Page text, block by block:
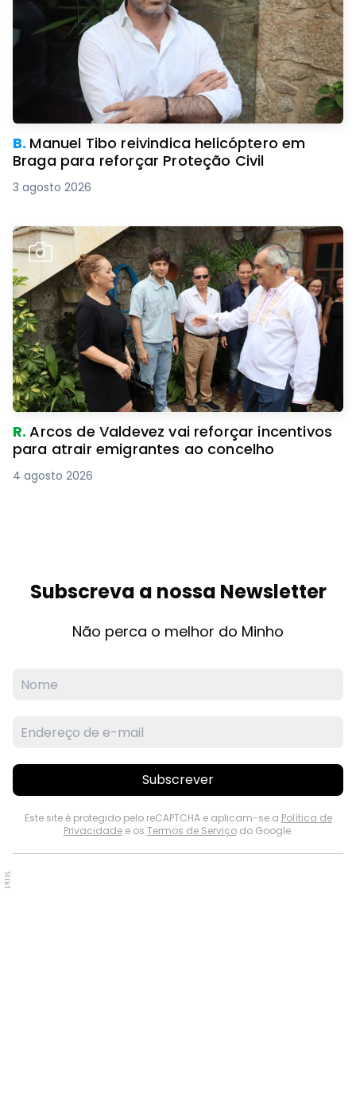
B. Manuel Tibo reivindica helicóptero em
Braga para reforçar Proteção Civil
3 agosto 2026
R.Arcos de Valdevez vai reforçar incentivos
para atrair emigrantes ao concelho
4 agosto 2026
Subscreva a nossa Newsletter
Não perca o melhor do Minho
Subscrever
Este site é protegido pelo reCAPTCHA e aplicam-se a Política de
Privacidadee os Termos de Serviçodo Google.
PUB.